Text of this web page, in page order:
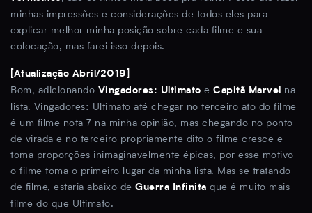
minhas impressões e considerações de todos eles para
explicar melhor minha posição sobre cada filme e sua
colocação, mas farei isso depois.
[Atualização Abril/2019]
Bom, adicionando Vingadores: Ultimato e Capitã Marvel na
lista. Vingadores: Ultimato até chegar no terceiro ato do filme
é um filme nota 7 na minha opinião, mas chegando no ponto
de virada e no terceiro propriamente dito o filme cresce e
toma proporções inimaginavelmente épicas, por esse motivo
o filme toma o primeiro lugar da minha lista. Mas se tratando
de filme, estaria abaixo de Guerra Infinita que é muito mais
filme do que Ultimato.